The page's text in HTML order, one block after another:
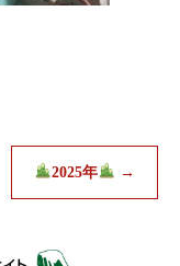
2025年 →